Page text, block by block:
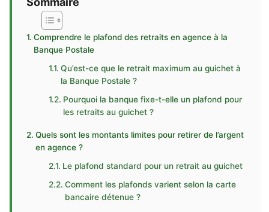
Comprendre le plafond des retraits en agence à la
Banque Postale
Qu’est-ce que le retrait maximum au guichet à
la Banque Postale ?
Pourquoi la banque fixe-t-elle un plafond pour
les retraits au guichet ?
Quels sont les montants limites pour retirer de l’argent
en agence ?
Le plafond standard pour un retrait au guichet
Comment les plafonds varient selon la carte
bancaire détenue ?